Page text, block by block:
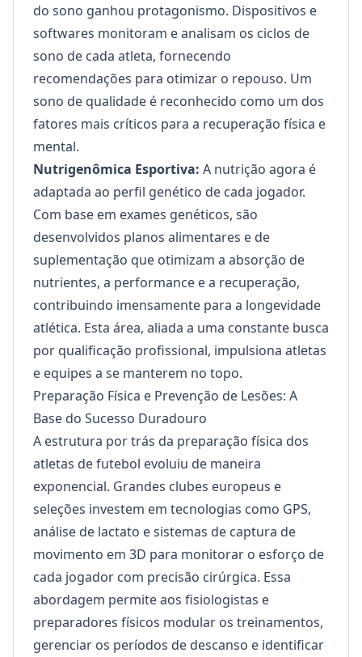
do sono ganhou protagonismo. Dispositivos e
softwares monitoram e analisam os ciclos de
sono de cada atleta, fornecendo
recomendações para otimizar o repouso. Um
sono de qualidade é reconhecido como um dos
fatores mais críticos para a recuperação física e
mental.
Nutrigenômica Esportiva: A nutrição agora é
adaptada ao perfil genético de cada jogador.
Com base em exames genéticos, são
desenvolvidos planos alimentares e de
suplementação que otimizam a absorção de
nutrientes, a performance e a recuperação,
contribuindo imensamente para a longevidade
atlética. Esta área, aliada a uma constante busca
por qualificação profissional, impulsiona atletas
e equipes a se manterem no topo.
Preparação Física e Prevenção de Lesões: A
Base do Sucesso Duradouro
A estrutura por trás da preparação física dos
atletas de futebol evoluiu de maneira
exponencial. Grandes clubes europeus e
seleções investem em tecnologias como GPS,
análise de lactato e sistemas de captura de
movimento em 3D para monitorar o esforço de
cada jogador com precisão cirúrgica. Essa
abordagem permite aos fisiologistas e
preparadores físicos modular os treinamentos,
gerenciar os períodos de descanso e identificar